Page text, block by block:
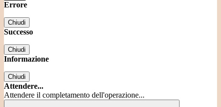
Errore
Chiudi
Successo
Chiudi
Informazione
Chiudi
Attendere...
Attendere il completamento dell'operazione...